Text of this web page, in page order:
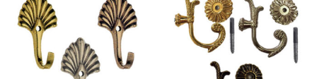
Le
possono
essere
varianti.
Le
opzioni
possono
essere